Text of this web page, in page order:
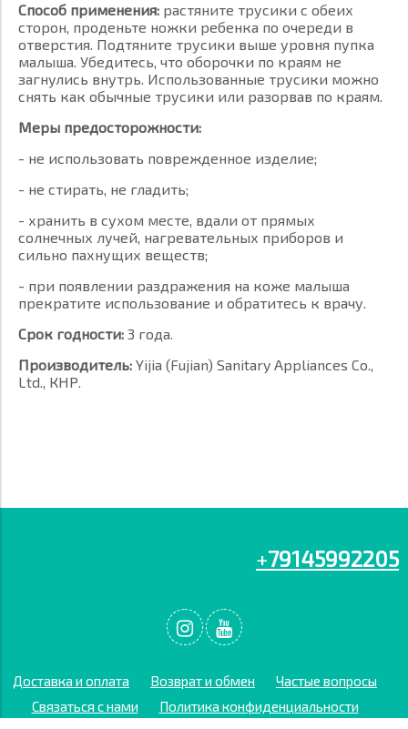
Способ применения: растяните трусики с обеих
сторон, проденьте ножки ребенка по очереди в
отверстия. Подтяните трусики выше уровня пупка
малыша. Убедитесь, что оборочки по краям не
загнулись внутрь. Использованные трусики можно
снять как обычные трусики или разорвав по краям.
Меры предосторожности:
- не использовать поврежденное изделие;
- не стирать, не гладить;
- хранить в сухом месте, вдали от прямых
солнечных лучей, нагревательных приборов и
сильно пахнущих веществ;
- при появлении раздражения на коже малыша
прекратите использование и обратитесь к врачу.
Срок годности: 3 года.
Производитель: Yijia (Fujian) Sanitary Appliances Co.,
Ltd., КНР.
+79145992205
Доставка и оплата Возврат и обмен
Частые вопросы
Связаться с нами
Политика конфиденциальности